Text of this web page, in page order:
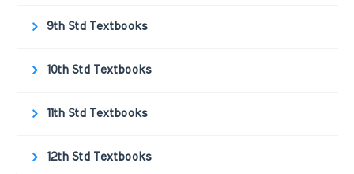
9th Std Textbooks
10th Std Textbooks
11th Std Textbooks
12th Std Textbooks